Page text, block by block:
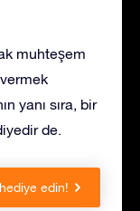
muhteşem
yanı sıra, bir
de.
edin!